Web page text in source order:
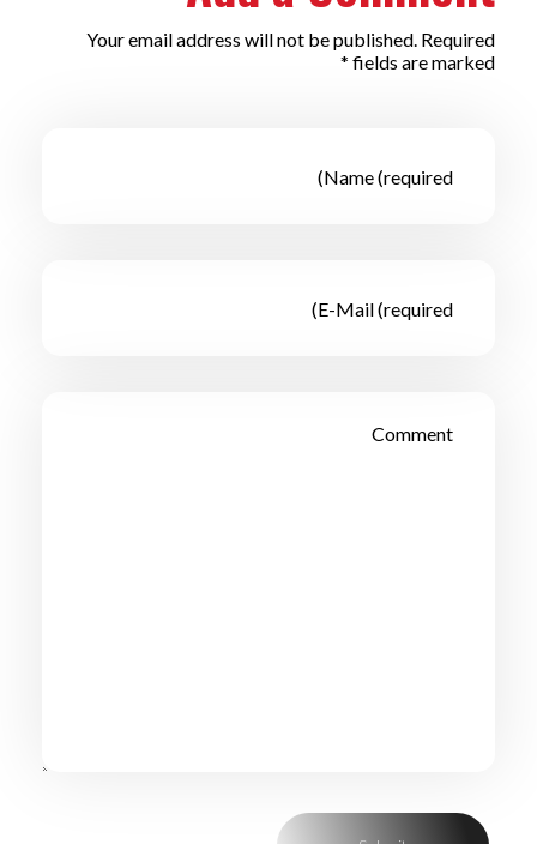
Your email address will not be published. Required
fields are marked *